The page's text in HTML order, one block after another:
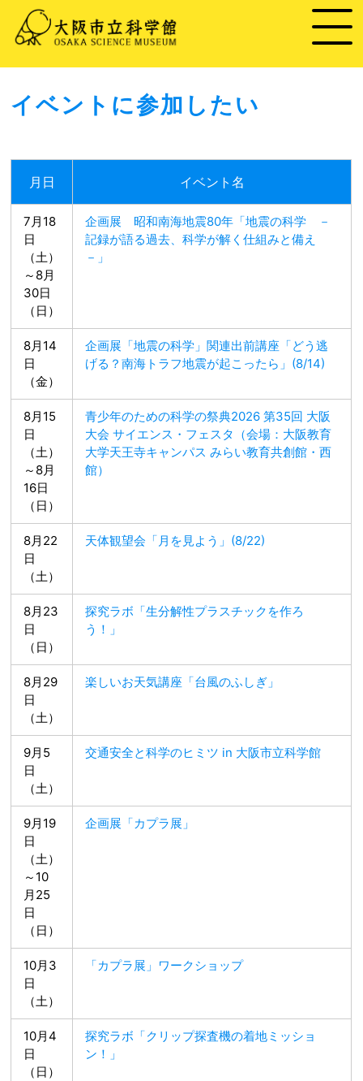
イベントに参加したい
月日 イベント名
7月18
日
（土）
～8月
30日
（日）
企画展 昭和南海地震80年「地震の科学 －
記録が語る過去、科学が解く仕組みと備え
－」
8月14
日
（金）
企画展「地震の科学」関連出前講座「どう逃
げる？南海トラフ地震が起こったら」(8/14)
8月15
日
（土）
～8月
16日
（日）
青少年のための科学の祭典2026 第35回 大阪
大会 サイエンス・フェスタ（会場：大阪教育
大学天王寺キャンパス みらい教育共創館・西
館）
8月22
日
（土）
天体観望会「月を見よう」(8/22)
8月23
日
（日）
探究ラボ「生分解性プラスチックを作ろ
う！」
8月29
日
（土）
楽しいお天気講座「台風のふしぎ」
9月5
日
（土）
交通安全と科学のヒミツ in 大阪市立科学館
9月19
日
（土）
～10
月25
日
（日）
企画展「カプラ展」
10月3
日
（土）
「カプラ展」ワークショップ
10月4
日
（日）
探究ラボ「クリップ探査機の着地ミッショ
ン！」